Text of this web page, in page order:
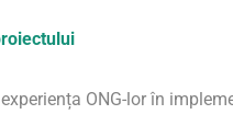
ONG-lor în